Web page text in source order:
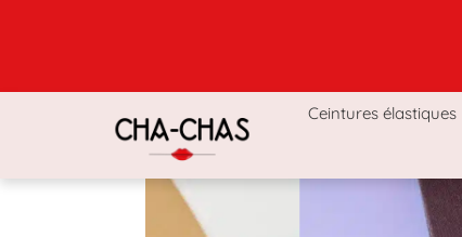
Coffrets & BoxsCeintures élastiques